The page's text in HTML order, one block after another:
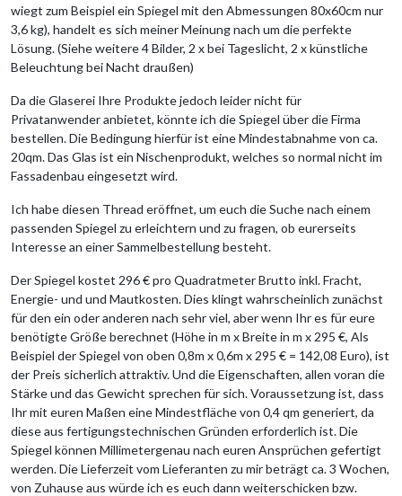
wiegt zum Beispiel ein Spiegel mit den Abmessungen 80x60cm nur
3,6 kg), handelt es sich meiner Meinung nach um die perfekte
Lösung. (Siehe weitere 4 Bilder, 2 x bei Tageslicht, 2 x künstliche
Beleuchtung bei Nacht draußen)
Da die Glaserei Ihre Produkte jedoch leider nicht für
Privatanwender anbietet, könnte ich die Spiegel über die Firma
bestellen. Die Bedingung hierfür ist eine Mindestabnahme von ca.
20qm. Das Glas ist ein Nischenprodukt, welches so normal nicht im
Fassadenbau eingesetzt wird.
Ich habe diesen Thread eröffnet, um euch die Suche nach einem
passenden Spiegel zu erleichtern und zu fragen, ob eurerseits
Interesse an einer Sammelbestellung besteht.
Der Spiegel kostet 296 € pro Quadratmeter Brutto inkl. Fracht,
Energie- und und Mautkosten. Dies klingt wahrscheinlich zunächst
für den ein oder anderen nach sehr viel, aber wenn Ihr es für eure
benötigte Größe berechnet (Höhe in m x Breite in m x 295 €, Als
Beispiel der Spiegel von oben 0,8m x 0,6m x 295 € = 142,08 Euro), ist
der Preis sicherlich attraktiv. Und die Eigenschaften, allen voran die
Stärke und das Gewicht sprechen für sich. Voraussetzung ist, dass
Ihr mit euren Maßen eine Mindestfläche von 0,4 qm generiert, da
diese aus fertigungstechnischen Gründen erforderlich ist. Die
Spiegel können Millimetergenau nach euren Ansprüchen gefertigt
werden. Die Lieferzeit vom Lieferanten zu mir beträgt ca. 3 Wochen,
von Zuhause aus würde ich es euch dann weiterschicken bzw.